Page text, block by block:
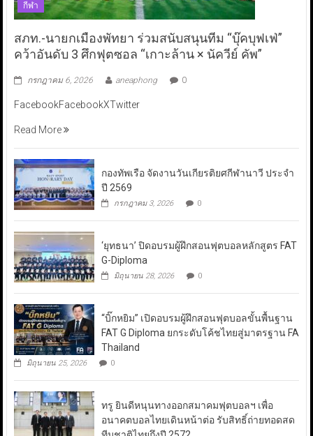
กีฬา
สภท.-นายกเมืองพัทยา ร่วมสนับสนุนทีม “บุ๊คบุฟเฟ่”
คว้าอันดับ 3 ศึกฟุตซอล “เกาะล้าน × นัควีย์ คัพ”
กรกฎาคม 6, 2026 aneaphong 0
FacebookFacebookXTwitter
Read More
กองทัพเรือ จัดงานวันเกียรติยศกีฬานาวี ประจำ
ปี 2569
กรกฎาคม 3, 2026 0
‘ยุทธนา’ ปิดอบรมผู้ฝึกสอนฟุตบอลหลักสูตร FAT
G-Diploma
มิถุนายน 28, 2026 0
“บิ๊กหยิม” เปิดอบรมผู้ฝึกสอนฟุตบอลขั้นพื้นฐาน
FAT G Diploma ยกระดับโค้ชไทยสู่มาตรฐาน FA
Thailand
มิถุนายน 25, 2026 0
ทรู ยินดีหนุนทางออกสมาคมฟุตบอลฯ เพื่อ
อนาคตบอลไทยเดินหน้าต่อ รับสิทธิ์ถ่ายทอดสด